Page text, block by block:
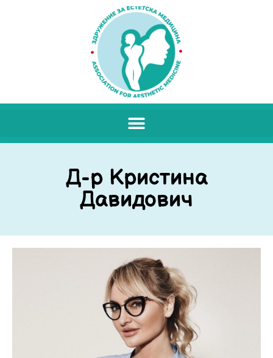
Д-р Кристина
Давидович